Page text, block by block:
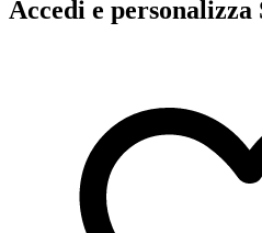
Accedi e personalizza